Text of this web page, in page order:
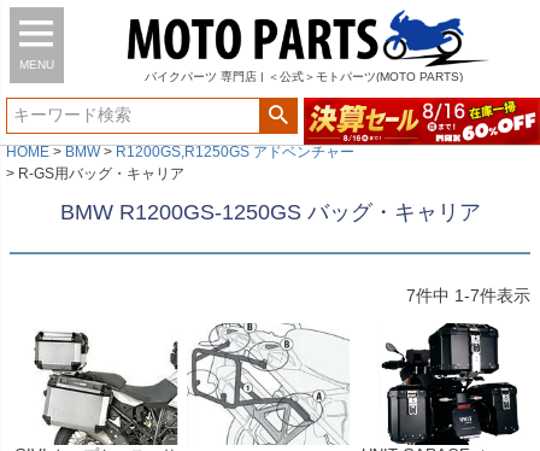
MENU
バイク パーツ 専門店 | ＜公式＞モトパーツ(MOTO PARTS)
HOME BMW
R1200GS,R1250GS アドベンチャー
R-GS用バッグ・キャリア
BMW R1200GS-1250GS バッグ・キャリア
7件中 1-7件表示